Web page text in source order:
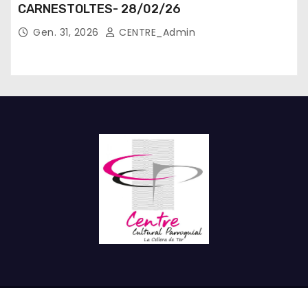
CARNESTOLTES- 28/02/26
Gen. 31, 2026 CENTRE_Admin